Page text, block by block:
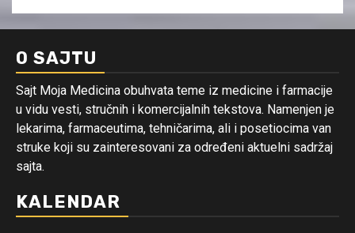
O SAJTU
Sajt Moja Medicina obuhvata teme iz medicine i farmacije
u vidu vesti, stručnih i komercijalnih tekstova. Namenjen je
lekarima, farmaceutima, tehničarima, ali i posetiocima van
struke koji su zainteresovani za određeni aktuelni sadržaj
sajta.
KALENDAR